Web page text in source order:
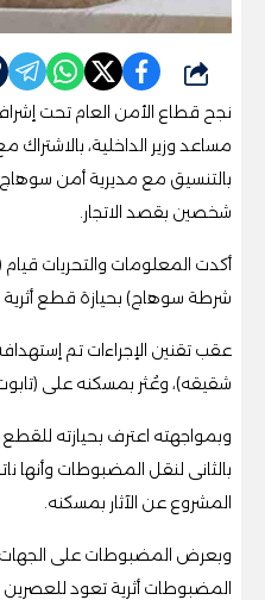
شارك
نجح قطاع الأمن العام تحت
مساعد وزير الداخلية، بالاشتراك
بالتنسيق مع مديرية أمن
شخصين بقصد الاتجار.
أكدت المعلومات والتحريات
شرطة سوهاج) بحيازة قطع أثرية
عقب تقنين الإجراءات تم
شقيقه)، وعُثر بمسكنه على (تابوت من
وبمواجهته اعترف بحيازته للقطع
بالثانى لنقل المضبوطات وأنها
المشروع عن الآثار بمسكنه.
وبعرض المضبوطات على الجهات
المضبوطات أثرية تعود للعصرين